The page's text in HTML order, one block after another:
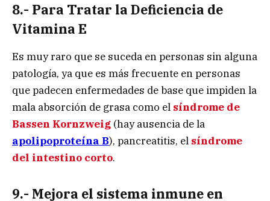
8.- Para Tratar la Deficiencia de
Vitamina E
Es muy raro que se suceda en personas sin alguna
patología, ya que es más frecuente en personas
que padecen enfermedades de base que impiden la
mala absorción de grasa como el síndrome de
Bassen Kornzweig (hay ausencia de la
apolipoproteína B), pancreatitis, el síndrome
del intestino corto.
9.- Mejora el sistema inmune en